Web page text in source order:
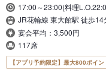
17:00～23:00(料理
JR花輪線 東大館駅 徒歩14
宴会平均：3,500円
117席
【アプリ予約限定】最大800ポイ